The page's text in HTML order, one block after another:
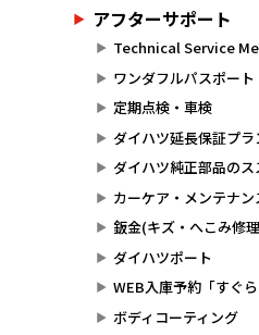
アフターサポート
Technical Service
ワンダフルパスポート
定期点検・車検
ダイハツ延長保証プラ
ダイハツ純正部品のス
カーケア・メンテナン
鈑金(キズ・へこみ修
ダイハツポート
WEB入庫予約「すぐら
ボディコーティング